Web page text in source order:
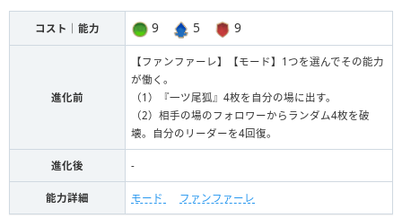
コスト｜能力 9 5 9
進化前
【ファンファーレ】【モード】1つを選んでその能力
が働く。
（1）『一ツ尾狐』4枚を自分の場に出す。
（2）相手の場のフォロワーからランダム4枚を破
壊。自分のリーダーを4回復。
進化後 -
能力詳細 モード ファンファーレ